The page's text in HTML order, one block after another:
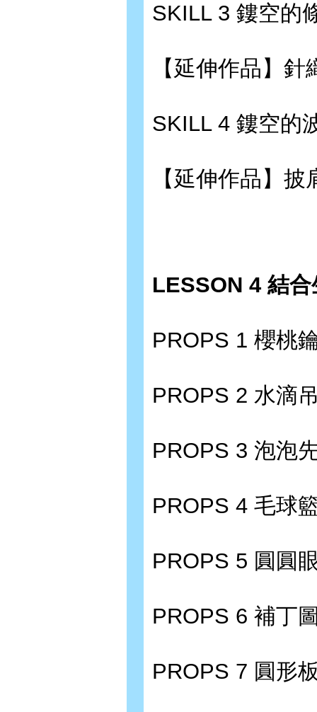
SKILL 3 鏤空的
【延伸作品】
SKILL 4 鏤空的
【延伸作品】披
LESSON 4 結
PROPS 1 櫻桃
PROPS 2 水滴
PROPS 3 泡泡
PROPS 4 毛球
PROPS 5 圓圓
PROPS 6 補丁
PROPS 7 圓形